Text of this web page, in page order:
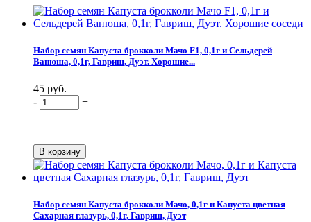
Набор семян Капуста брокколи Мачо F1, 0,1г и Сельдерей
Ванюша, 0,1г, Гавриш, Дуэт. Хорошие...
45 руб.
-
+
Набор семян Капуста брокколи Мачо, 0,1г и Капуста цветная
Сахарная глазурь, 0,1г, Гавриш, Дуэт